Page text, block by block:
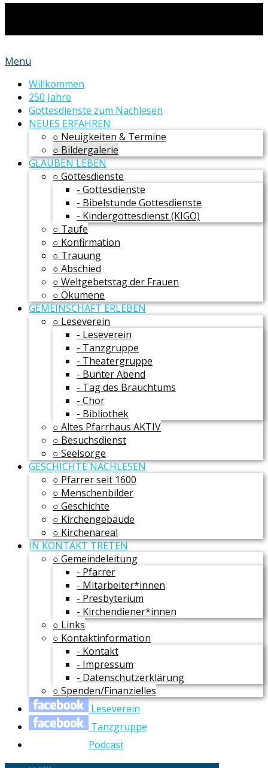
Menü
Willkommen
250 Jahre
Gottesdienste zum Nachlesen
NEUES ERFAHREN
○ Neuigkeiten & Termine
○ Bildergalerie
GLAUBEN LEBEN
○ Gottesdienste
- Gottesdienste
- Bibelstunde Gottesdienste
- Kindergottesdienst (KIGO)
○ Taufe
○ Konfirmation
○ Trauung
○ Abschied
○ Weltgebetstag der Frauen
○ Ökumene
GEMEINSCHAFT ERLEBEN
○ Leseverein
- Leseverein
- Tanzgruppe
- Theatergruppe
- Bunter Abend
- Tag des Brauchtums
- Chor
- Bibliothek
○ Altes Pfarrhaus AKTIV
○ Besuchsdienst
○ Seelsorge
GESCHICHTE NACHLESEN
○ Pfarrer seit 1600
○ Menschenbilder
○ Geschichte
○ Kirchengebäude
○ Kirchenareal
IN KONTAKT TRETEN
○ Gemeindeleitung
- Pfarrer
- Mitarbeiter*innen
- Presbyterium
- Kirchendiener*innen
○ Links
○ Kontaktinformation
- Kontakt
- Impressum
- Datenschutzerklärung
○ Spenden/Finanzielles
Leseverein
Tanzgruppe
Podcast